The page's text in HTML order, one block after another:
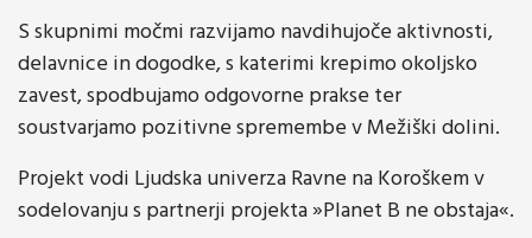
S skupnimi močmi razvijamo navdihujoče aktivnosti,
delavnice in dogodke, s katerimi krepimo okoljsko
zavest, spodbujamo odgovorne prakse ter
soustvarjamo pozitivne spremembe v Mežiški dolini.
Projekt vodi Ljudska univerza Ravne na Koroškem v
sodelovanju s partnerji projekta »Planet B ne obstaja«.